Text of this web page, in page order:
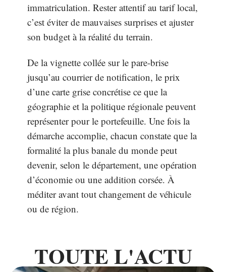
immatriculation. Rester attentif au tarif local,
c’est éviter de mauvaises surprises et ajuster
son budget à la réalité du terrain.
De la vignette collée sur le pare-brise
jusqu’au courrier de notification, le prix
d’une carte grise concrétise ce que la
géographie et la politique régionale peuvent
représenter pour le portefeuille. Une fois la
démarche accomplie, chacun constate que la
formalité la plus banale du monde peut
devenir, selon le département, une opération
d’économie ou une addition corsée. À
méditer avant tout changement de véhicule
ou de région.
TOUTE L'ACTU